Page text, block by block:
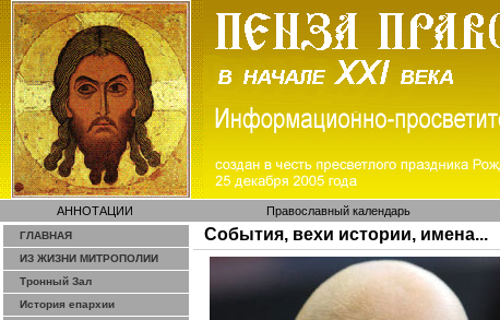
АННОТАЦИИ Православный календарь
ГЛАВНАЯ
ИЗ ЖИЗНИ МИТРОПОЛИИ
Тронный Зал
История епархии
События, вехи истории, имена...